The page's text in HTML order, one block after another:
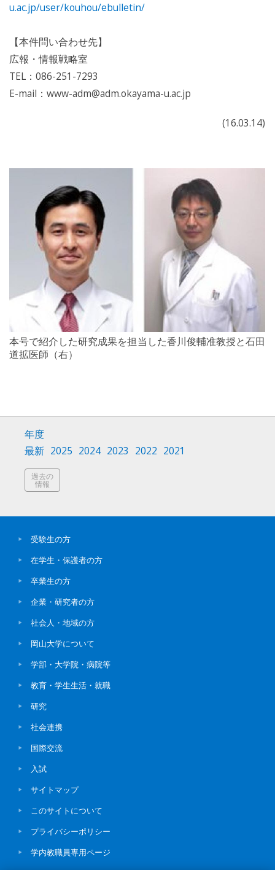
u.ac.jp/user/kouhou/ebulletin/
【本件問い合わせ先】
広報・情報戦略室
TEL：086-251-7293
E-mail：www-adm@adm.okayama-u.ac.jp
(16.03.14)
本号で紹介した研究成果を担当した香川俊輔准教授と石田
道拡医師（右）
年度
最新 2025 2024 2023 2022 2021
過去の
情報
受験生の方
在学生・保護者の方
卒業生の方
企業・研究者の方
社会人・地域の方
岡山大学について
学部・大学院・病院等
教育・学生生活・就職
研究
社会連携
国際交流
入試
サイトマップ
このサイトについて
プライバシーポリシー
学内教職員専用ページ